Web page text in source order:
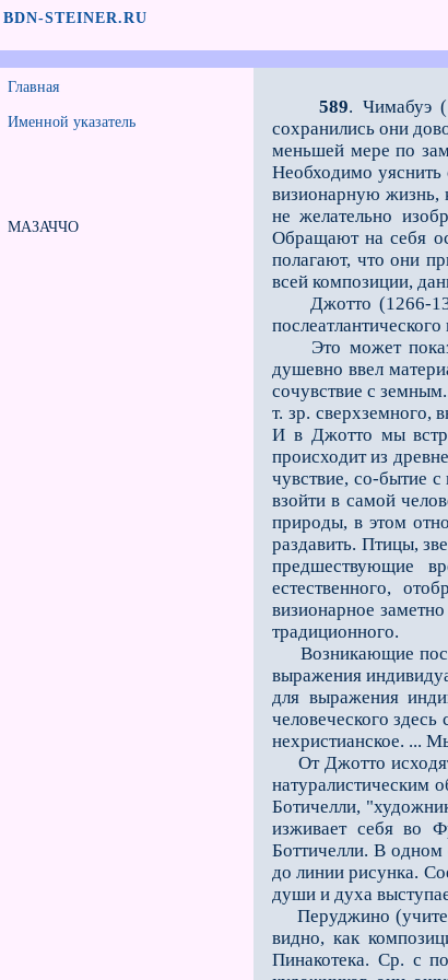
BDN-STEINER.RU
Главная
Именной указатель
МАЗАЧЧО
589. Чимабуэ
сохранились они
меньшей мере по
Необходимо уяснить
визионарную жизнь,
не желательно
Обращают на себя
полагают, что они
всей композиции,
Джотто (1266-
Это может
душевно ввел
сочувствие с
т. зр. сверхземного,
И в Джотто мы
происходит из
чувствие, со-бытие
взойти в самой
природы, в этом
раздавить. Птицы,
предшествующие
естественного,
визионарное
традиционного.
Возникающие
выражения
для выражения
человеческого
нехристианское. ...
От Джотто
Ботичелли,
изживает себя во
Боттичелли. В
до линии рисунка.
души и духа
Перуджино
видно, как
Пинакотека. Ср. с